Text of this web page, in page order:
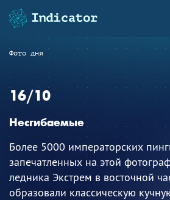
Фото дня
16/10
Несгибаемые
Более 5000 императорских
запечатленных на этой
ледника Экстрем в восточной
образовали классическую